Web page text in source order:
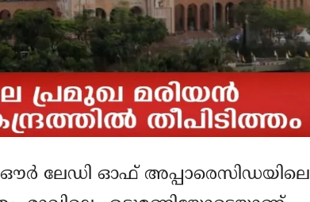
ലേഡി ഓഫ് അപ്പാരെസിഡയിലെ